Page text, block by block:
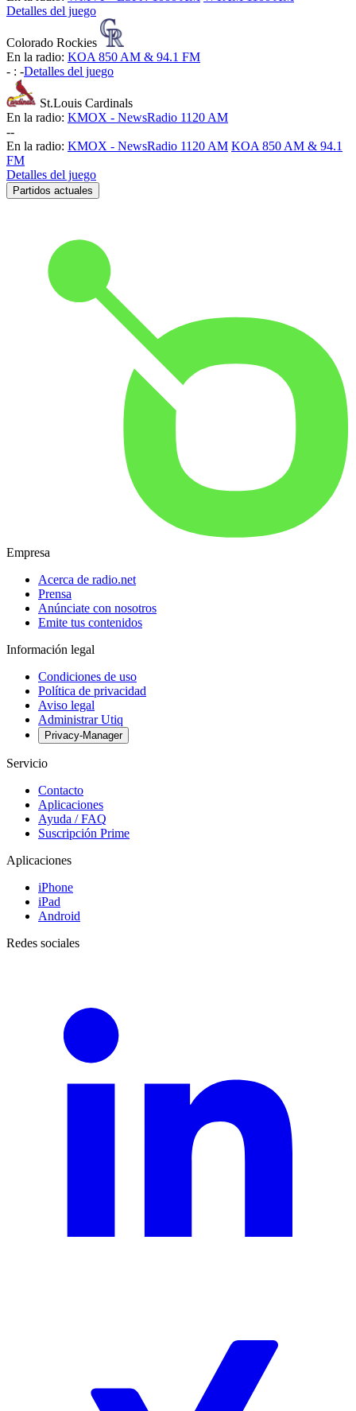
Detalles del juego
Colorado Rockies
En la radio: KOA 850 AM & 94.1 FM
- : -Detalles del juego
St.Louis Cardinals
En la radio: KMOX - NewsRadio 1120 AM
--
En la radio: KMOX - NewsRadio 1120 AM KOA 850 AM & 94.1
FM
Detalles del juego
Partidos actuales
Empresa
Acerca de radio.net
Prensa
Anúnciate con nosotros
Emite tus contenidos
Información legal
Condiciones de uso
Política de privacidad
Aviso legal
Administrar Utiq
Privacy-Manager
Servicio
Contacto
Aplicaciones
Ayuda / FAQ
Suscripción Prime
Aplicaciones
iPhone
iPad
Android
Redes sociales